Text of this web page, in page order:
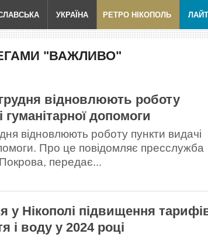
УКРАЇНА РЕТРО НІКОПОЛЬ ЛАЙТ
"ВАЖЛИВО"
відновлюють роботу
гуманітарної допомоги
відновлюють роботу пункти видачі
Про це повідомляє пресслужба
передає...
у Нікополі підвищення
і воду у 2024 році